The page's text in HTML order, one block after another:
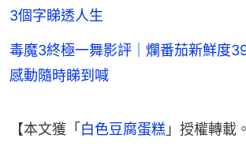
3個字睇透人生
毒魔3終極一舞影評｜爛番茄新鮮度
感動隨時睇到喊
【本文獲「 白色豆腐蛋糕 」授權轉載